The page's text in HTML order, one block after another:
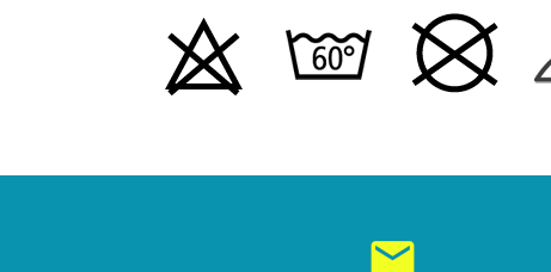
mail